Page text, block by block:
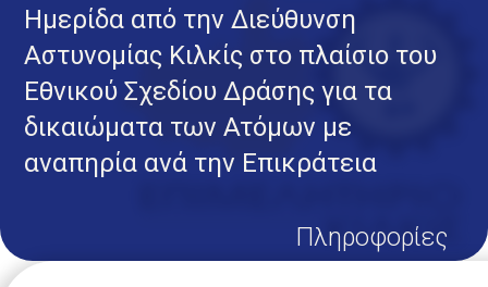
Ημερίδα από την Διεύθυνση
Αστυνομίας Κιλκίς στο πλαίσιο του
Εθνικού Σχεδίου Δράσης για τα
δικαιώματα των Ατόμων με
αναπηρία ανά την Επικράτεια
Πληροφορίες